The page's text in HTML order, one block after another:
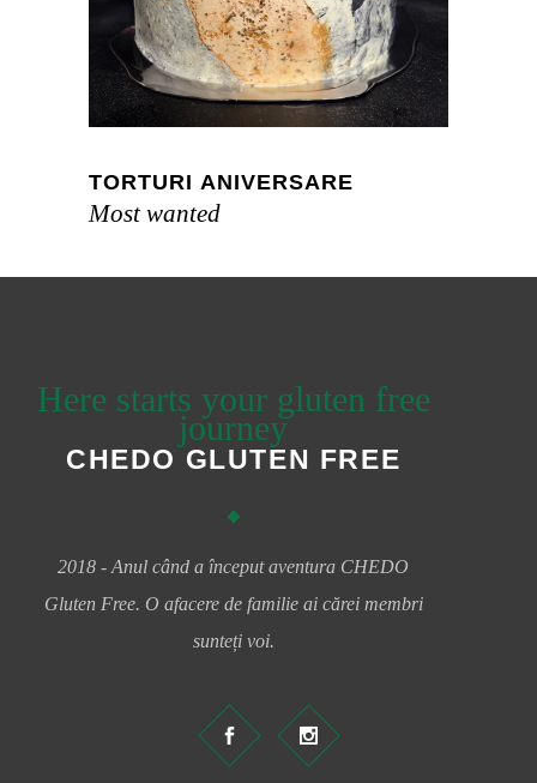
TORTURI ANIVERSARE
Most wanted
Here starts your gluten free
journey
CHEDO GLUTEN FREE
2018 - Anul când a început aventura CHEDO
Gluten Free. O afacere de familie ai cărei membri
sunteți voi.